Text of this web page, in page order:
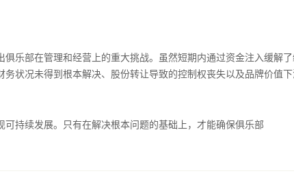
乐部在管理和经营上的重大挑战。虽然短期内通过资金注入缓解
状况未得到根本解决、股份转让导致的控制权丧失以及品牌价值下
持续发展。只有在解决根本问题的基础上，才能确保俱乐部